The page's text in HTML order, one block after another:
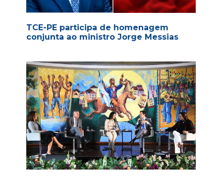
TCE-PE participa de homenagem
conjunta ao ministro Jorge Messias